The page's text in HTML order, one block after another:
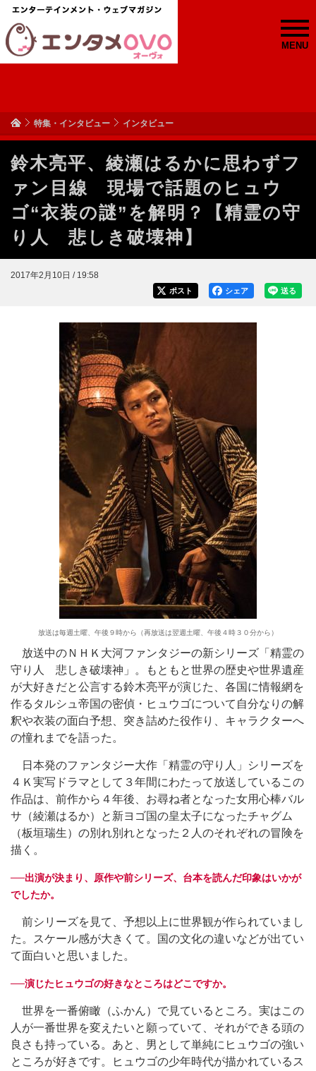
MENU
特集・インタビュー インタビュー
鈴木亮平、綾瀬はるかに思わずフ
ァン目線 現場で話題のヒュウ
ゴ“衣装の謎”を解明？【精霊の守
り人 悲しき破壊神】
2017年2月10日 / 19:58
送る
シェア
ポスト
放送は毎週土曜、午後９時から（再放送は翌週土曜、午後４時３０分から）
放送中のＮＨＫ大河ファンタジーの新シリーズ「精霊の
守り人 悲しき破壊神」。もともと世界の歴史や世界遺産
が大好きだと公言する鈴木亮平が演じた、各国に情報網を
作るタルシュ帝国の密偵・ヒュウゴについて自分なりの解
釈や衣装の面白予想、突き詰めた役作り、キャラクターへ
の憧れまでを語った。
日本発のファンタジー大作「精霊の守り人」シリーズを
４Ｋ実写ドラマとして３年間にわたって放送しているこの
作品は、前作から４年後、お尋ね者となった女用心棒バル
サ（綾瀬はるか）と新ヨゴ国の皇太子になったチャグム
（板垣瑞生）の別れ別れとなった２人のそれぞれの冒険を
描く。
──出演が決まり、原作や前シリーズ、台本を読んだ印象はいかが
でしたか。
前シリーズを見て、予想以上に世界観が作られていまし
た。スケール感が大きくて。国の文化の違いなどが出てい
て面白いと思いました。
──演じたヒュウゴの好きなところはどこですか。
世界を一番俯瞰（ふかん）で見ているところ。実はこの
人が一番世界を変えたいと願っていて、それができる頭の
良さも持っている。あと、男として単純にヒュウゴの強い
ところが好きです。ヒュウゴの少年時代が描かれているス